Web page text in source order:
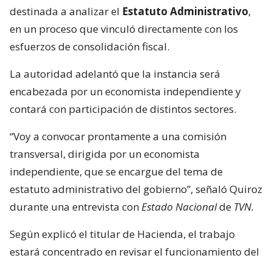
destinada a analizar el Estatuto Administrativo,
en un proceso que vinculó directamente con los
esfuerzos de consolidación fiscal.
La autoridad adelantó que la instancia será
encabezada por un economista independiente y
contará con participación de distintos sectores.
“Voy a convocar prontamente a una comisión
transversal, dirigida por un economista
independiente, que se encargue del tema de
estatuto administrativo del gobierno”, señaló Quiroz
durante una entrevista conEstado Nacionalde TVN.
Según explicó el titular de Hacienda, el trabajo
estará concentrado en revisar el funcionamiento del